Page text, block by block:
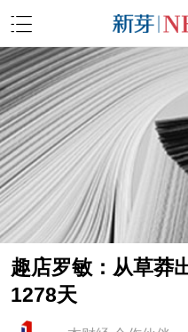
趣店罗敏：从草莽
1278天